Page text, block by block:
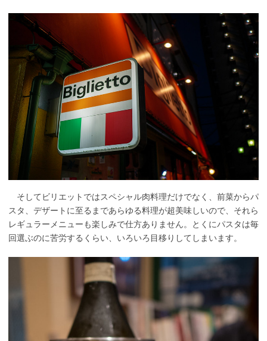
そしてビリエットではスペシャル肉料理だけでなく、前菜からパ
スタ、デザートに至るまであらゆる料理が超美味しいので、それら
レギュラーメニューも楽しみで仕方ありません。とくにパスタは毎
回選ぶのに苦労するくらい、いろいろ目移りしてしまいます。